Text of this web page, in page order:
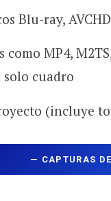
Blu-ray,
MP4,
cuadro
(incluye
— CAPTURAS